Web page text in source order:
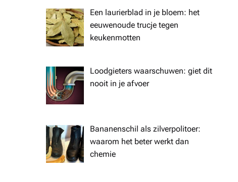
Een laurierblad in je bloem: het
eeuwenoude trucje tegen
keukenmotten
Loodgieters waarschuwen: giet dit
nooit in je afvoer
Bananenschil als zilverpolitoer:
waarom het beter werkt dan
chemie